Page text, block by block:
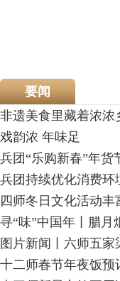
要闻
非遗美食里藏着浓浓
戏韵浓 年味足
兵团“乐购新春”年货
兵团持续优化消费环
四师冬日文化活动丰
寻“味”中国年丨腊月
图片新闻丨六师五
十二师春节年夜饭预